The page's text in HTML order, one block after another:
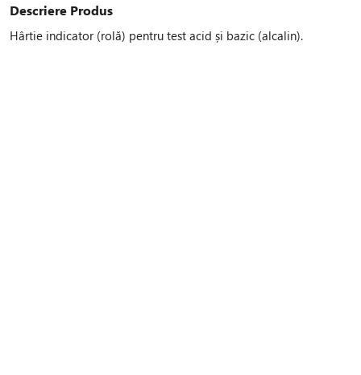
Descriere Produs
Hârtie indicator (rolă) pentru test acid și bazic (alcalin).